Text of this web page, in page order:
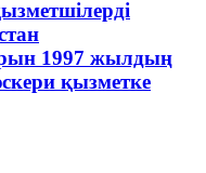
1997 жылдың
қызметке